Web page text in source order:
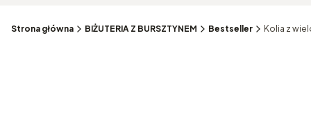
Strona główna BIŻUTERIA Z BURSZTYNEM Bestseller Kolia z